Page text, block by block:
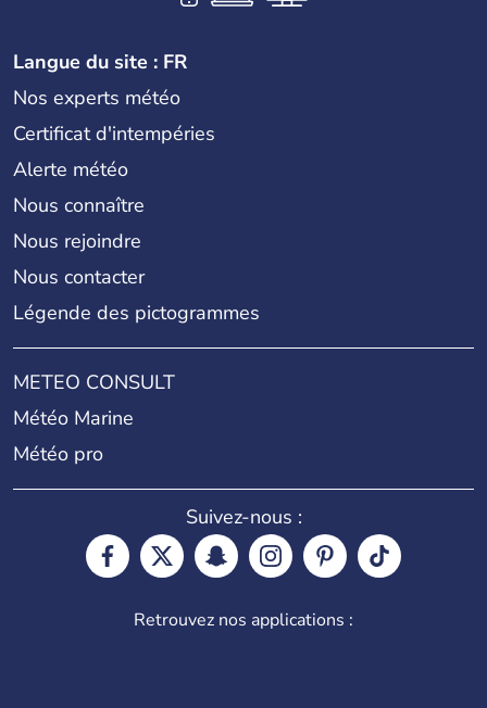
Langue du site : FR
Nos experts météo
Certificat d'intempéries
Alerte météo
Nous connaître
Nous rejoindre
Nous contacter
Légende des pictogrammes
METEO CONSULT
Météo Marine
Météo pro
Suivez-nous :
Retrouvez nos applications :